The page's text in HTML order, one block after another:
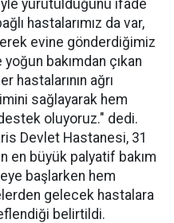
yürütüldüğünü ifade
hastalarımız da var,
evine gönderdiğimiz
bakımdan çıkan
hastalarının ağrı
sağlayarak hem
oluyoruz." dedi.
Devlet Hastanesi, 31
en büyük palyatif bakım
başlarken hem
gelecek hastalara
belirtildi.